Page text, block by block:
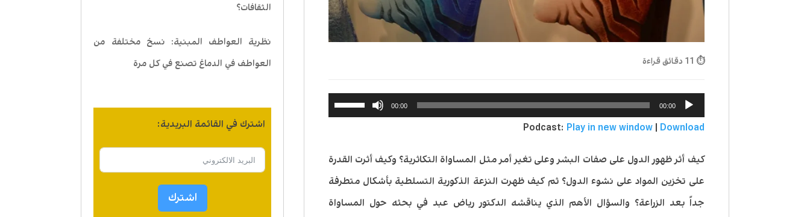
الثقافات؟
نظرية العواطف المبنية: نسخ مختلفة من
العواطف في الدماغ تصنع في كل مرة
اشترك في القائمة البريدية:
اشترك
⏱ 11 دقائق قراءة
مشغل
الصوت
00:00
00:00 استخدم
أعلى/
Podcast: Play in new window| Download
كيف أثر ظهور الدول على صفات البشر وعلى تغير أمر مثل المساواة التكاثرية؟ وكيف أثرت القدرة
على تخزين المواد على نشوء الدول؟ ثم كيف ظهرت النزعة الذكورية التسلطية بأشكال متطرفة
جداً بعد الزراعة؟ والسؤال الأهم الذي يناقشه الدكتور رياض عبد في بحثه حول المساواة